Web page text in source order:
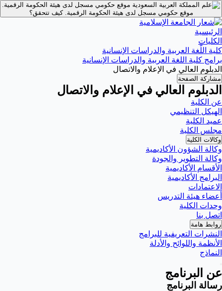
موقع حكومي مسجل لدى هيئة الحكومة الرقمية.
موقع حكومي مسجل لدى هيئة الحكومة الرقمية.كيف تتحقق؟
الرئيسية
الكليات
كلية اللّغة العربية والدراسات الإنسانية
برامج كلية اللغة العربية والدراسات الإنسانية
الدبلوم العالي في الإعلام والاتصال
مشاركة الصفحة
الدبلوم العالي في الإعلام والاتصال
عن الكلية
الهيكل التنظيمي
عميد الكلية
مجلس الكلية
وكالات الكلية
وكالة الشؤون الأكاديمية
وكالة التطوير والجودة
الأقسام الأكاديمية
البرامج الأكاديمية
الاعتمادات
أعضاء هيئة التدريس
وحدات الكلية
اتصل بنا
روابط هامة
النشرات التعريفية للبرامج
الأنظمة واللوائح والأدلة
النماذج
عن البرنامج
رسالة البرنامج